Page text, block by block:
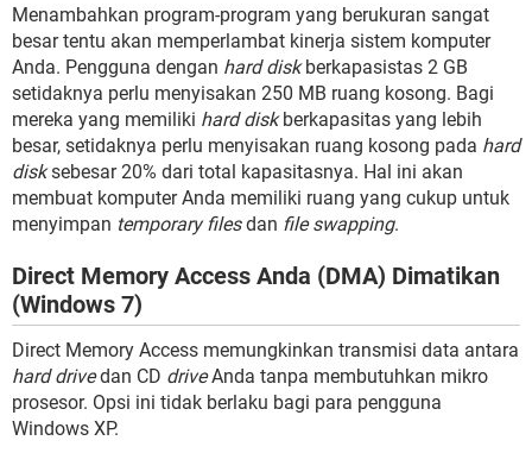
Menambahkan program-program yang berukuran sangat
besar tentu akan memperlambat kinerja sistem komputer
Anda. Pengguna dengan hard diskberkapasistas 2 GB
setidaknya perlu menyisakan 250 MB ruang kosong. Bagi
mereka yang memiliki hard diskberkapasitas yang lebih
besar, setidaknya perlu menyisakan ruang kosong pada hard
disksebesar 20% dari total kapasitasnya. Hal ini akan
membuat komputer Anda memiliki ruang yang cukup untuk
menyimpan temporary filesdan file swapping.
Direct Memory Access Anda (DMA) Dimatikan
(Windows 7)
Direct Memory Access memungkinkan transmisi data antara
hard drivedan CD driveAnda tanpa membutuhkan mikro
prosesor. Opsi ini tidak berlaku bagi para pengguna
Windows XP.